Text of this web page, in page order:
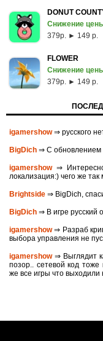
DONUT
Снижение
379p. ► 149 р.
FLOWER
Снижение
379p. ► 149 р.
igamershow⇒ русского
BigDich ⇒ С обновлением
igamershow⇒
локализация:) чего же
Brightside ⇒ BigDich,
BigDich ⇒ В игре русский
igamershow⇒ Разраб
выбора управления не
igamershow⇒ Выглядит
позор.. сетевой код
же все игры что